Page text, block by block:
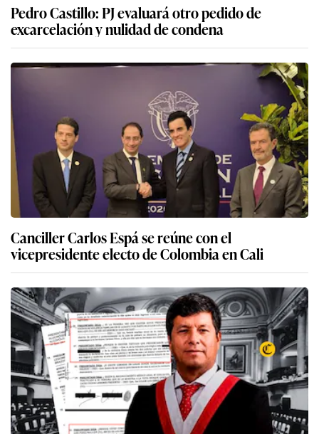
Pedro Castillo: PJ evaluará otro pedido de
excarcelación y nulidad de condena
Canciller Carlos Espá se reúne con el
vicepresidente electo de Colombia en Cali